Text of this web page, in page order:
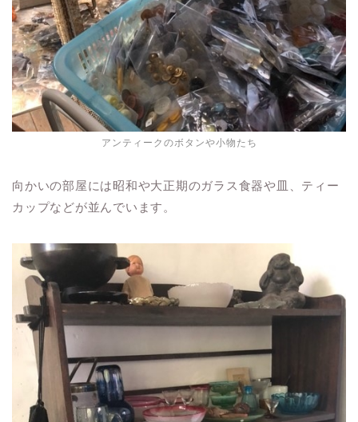
アンティークのボタンや小物たち
向かいの部屋には昭和や大正期のガラス食器や皿、ティー
カップなどが並んでいます。